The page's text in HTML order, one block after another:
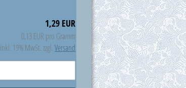
1,29 EUR
0,13 EUR pro Gramm
inkl. 19% MwSt. zzgl.Versand